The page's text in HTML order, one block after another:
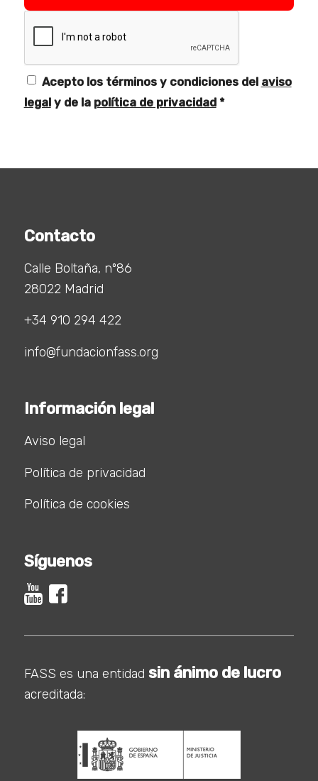
Acepto los términos y condiciones del aviso
legaly de la política de privacidad *
Contacto
Calle Boltaña, nº86
28022 Madrid
+34 910 294 422
info@fundacionfass.org
Información legal
Aviso legal
Política de privacidad
Política de cookies
Síguenos
FASS es una entidad sin ánimo de lucro
acreditada: